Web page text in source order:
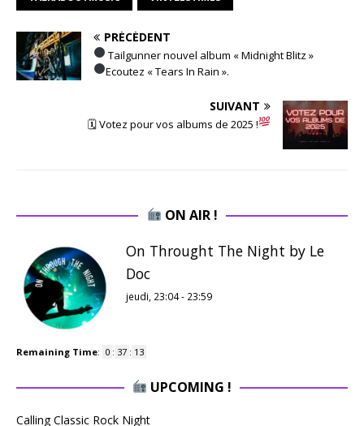
PRÉCÉDENT
Tailgunner nouvel album « Midnight Blitz »
Ecoutez « Tears In Rain ».
SUIVANT
🗓 Votez pour vos albums de 2025 !
ON AIR !
On Throught The Night by Le
Doc
jeudi, 23:04- 23:59
Remaining Time: 0 : 37 : 12
UPCOMING !
Calling Classic Rock Night